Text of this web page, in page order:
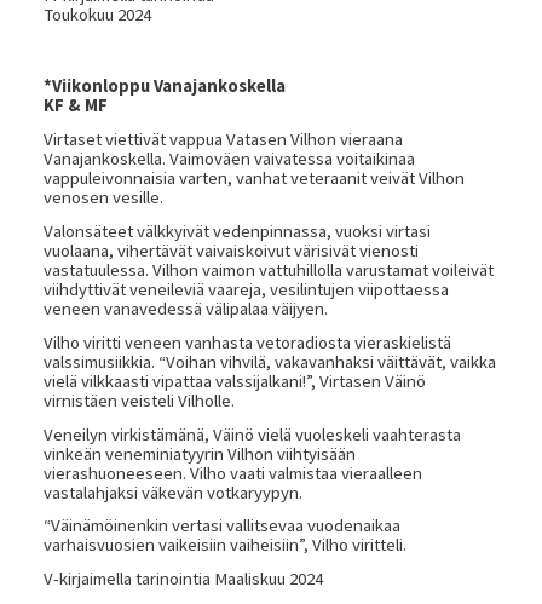
Toukokuu 2024
*Viikonloppu Vanajankoskella
KF & MF
Virtaset viettivät vappua Vatasen Vilhon vieraana
Vanajankoskella. Vaimoväen vaivatessa voitaikinaa
vappuleivonnaisia varten, vanhat veteraanit veivät Vilhon
venosen vesille.
Valonsäteet välkkyivät vedenpinnassa, vuoksi virtasi
vuolaana, vihertävät vaivaiskoivut värisivät vienosti
vastatuulessa. Vilhon vaimon vattuhillolla varustamat voileivät
viihdyttivät veneileviä vaareja, vesilintujen viipottaessa
veneen vanavedessä välipalaa väijyen.
Vilho viritti veneen vanhasta vetoradiosta vieraskielistä
valssimusiikkia. “Voihan vihvilä, vakavanhaksi väittävät, vaikka
vielä vilkkaasti vipattaa valssijalkani!”, Virtasen Väinö
virnistäen veisteli Vilholle.
Veneilyn virkistämänä, Väinö vielä vuoleskeli vaahterasta
vinkeän veneminiatyyrin Vilhon viihtyisään
vierashuoneeseen. Vilho vaati valmistaa vieraalleen
vastalahjaksi väkevän votkaryypyn.
“Väinämöinenkin vertasi vallitsevaa vuodenaikaa
varhaisvuosien vaikeisiin vaiheisiin”, Vilho viritteli.
V-kirjaimella tarinointia Maaliskuu 2024